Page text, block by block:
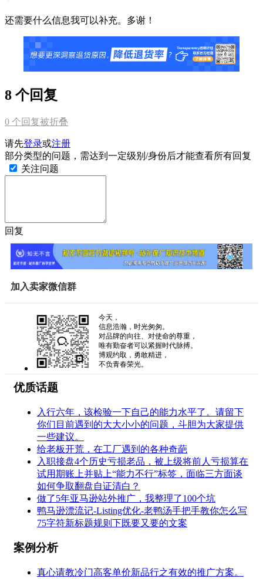
还需要什么信息我可以补充。多谢！
8 个回复
0 个回复被折叠
请先登录或注册
部分类型的问题，需达到一定级别/身份后才能查看所有回复
关注问题
回复
加入卖家微信群
今天，
信息浩瀚，时光匆匆。
对品牌的向往、对使命的尊重，
唯有勤奋者可以紧握时代脉搏。
博观约取，勇敢精进，
不负青春荣光。
优质话题
入行六年，该检验一下自己的能力水平了。请留下
你们目前遇到的大大小小的问题，斗胆为大家提供
一些建议。
给老板开荒，在工厂遇到的各种奇葩
入职接盘4个历史亏损老品，被上级将前人亏损算在
试用期账上并贴上“能力不行”标签，面临三方面谈
如何争取翻盘自证清白？
做了5年亚马逊站外推广，我整理了100个坑
鸭马逊漂流记-Listing优化-老鸭汤手把手教你怎么写
75字符新标题规则下既要又要的文案
案例分析
真心请教冷门高客单价新品行之有效的推广方案。